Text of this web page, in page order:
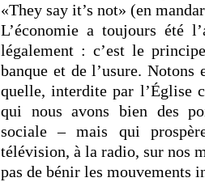
«They say it’s not» (en
L’économie a toujours été
légalement : c’est le
banque et de l’usure. Notons
quelle, interdite par l’Église
qui nous avons bien des
sociale – mais qui
télévision, à la radio, sur nos
pas de bénir les mouvements